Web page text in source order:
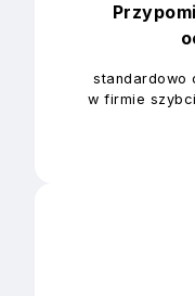
standardowo
w firmie